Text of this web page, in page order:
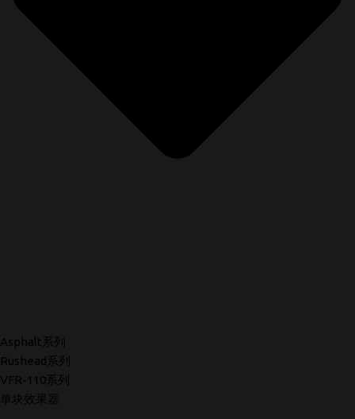
Asphalt系列
Rushead系列
VFR-110系列
单块效果器